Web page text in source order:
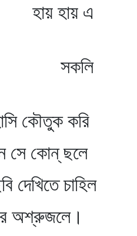
এ
কৌতুক করি
ছলে
চাহিল